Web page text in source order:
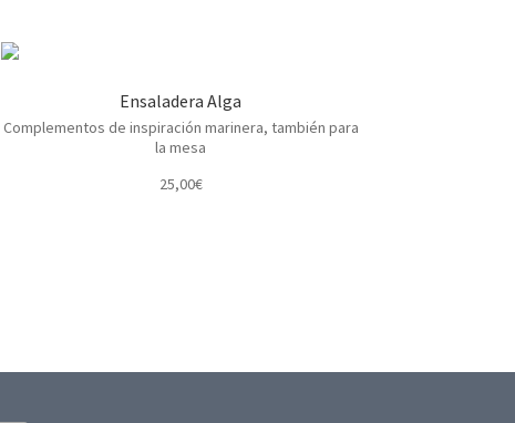
Ensaladera Alga
Complementos de inspiración marinera, también para
la mesa
25,00€